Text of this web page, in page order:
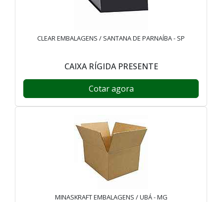
CLEAR EMBALAGENS / SANTANA DE PARNAÍBA - SP
CAIXA RÍGIDA PRESENTE
Cotar agora
MINASKRAFT EMBALAGENS / UBÁ - MG